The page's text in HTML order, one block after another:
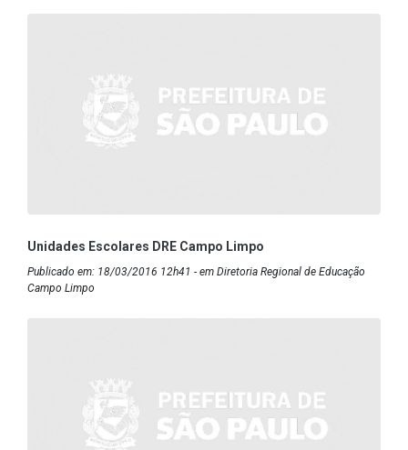
Unidades Escolares DRE Campo Limpo
Publicado em: 18/03/2016 12h41 - em Diretoria Regional de Educação
Campo Limpo